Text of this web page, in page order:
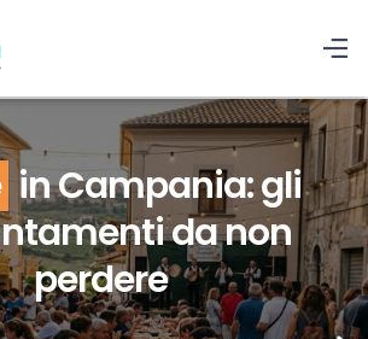
in Campania: gli
da non
perdere